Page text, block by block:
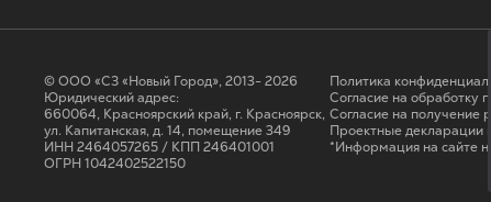
© ООО «СЗ «Новый Город», 2013- 2026
Юридический адрес:
660064, Красноярский край, г. Красноярск,
ул. Капитанская, д. 14, помещение 349
ИНН 2464057265 / КПП 246401001
ОГРН 1042402522150
Политика
Согласие на обработку
Cогласие на получение
Проектные декларации
*Информация на сайте